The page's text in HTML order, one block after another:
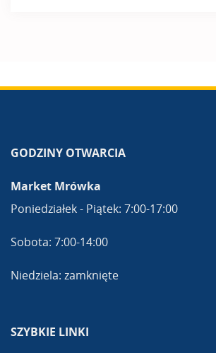
GODZINY OTWARCIA
Market Mrówka
Poniedziałek - Piątek: 7:00-17:00
Sobota: 7:00-14:00
Niedziela: zamknięte
SZYBKIE LINKI